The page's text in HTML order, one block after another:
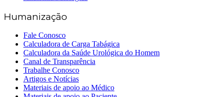
Humanização
Fale Conosco
Calculadora de Carga Tabágica
Calculadora da Saúde Urológica do Homem
Canal de Transparência
Trabalhe Conosco
Artigos e Notícias
Materiais de apoio ao Médico